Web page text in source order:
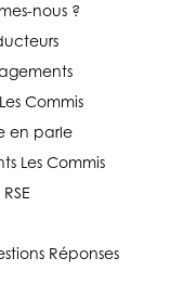
nous ?
Commis
en parle
Les Commis
Réponses